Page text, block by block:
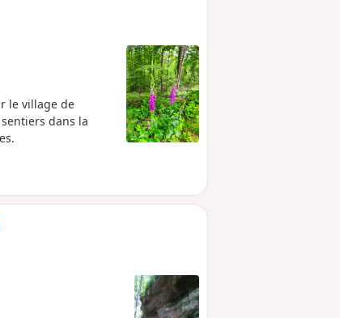
le village de
dans la